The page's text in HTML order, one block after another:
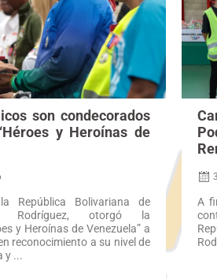
son condecorados
y Heroínas de
República Bolivariana de
Rodríguez, otorgó la
y Heroínas de Venezuela” a
reconocimiento a su nivel de
y ...
A